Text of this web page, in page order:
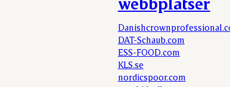
DAT-Schaub.com
ESS-FOOD.com
KLS.se
nordicspoor.com